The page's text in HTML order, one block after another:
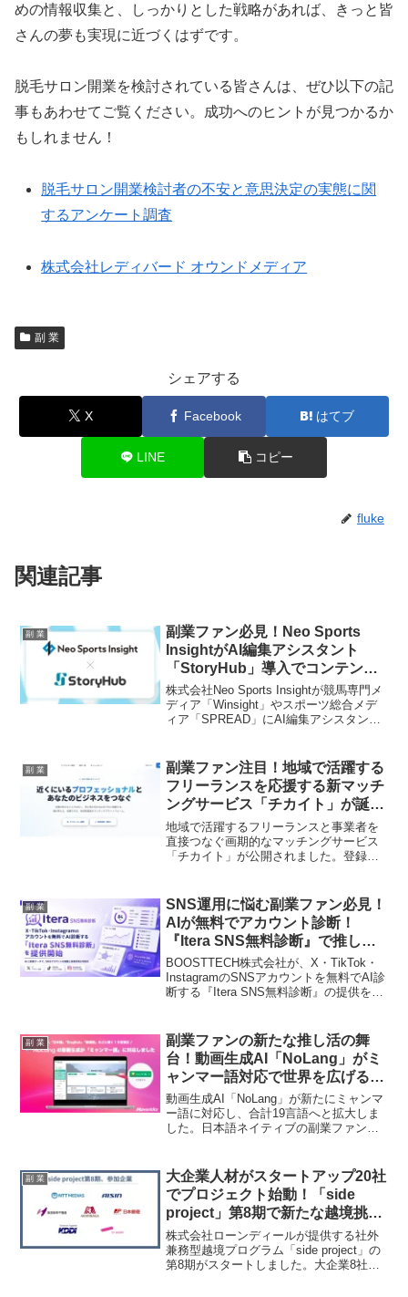
めの情報収集と、しっかりとした戦略があれば、きっと皆
さんの夢も実現に近づくはずです。
脱毛サロン開業を検討されている皆さんは、ぜひ以下の記
事もあわせてご覧ください。成功へのヒントが見つかるか
もしれません！
脱毛サロン開業検討者の不安と意思決定の実態に関
するアンケート調査
株式会社レディバード オウンドメディア
副 業
シェアする
X Facebook はてブ
LINE コピー
fluke
関連記事
副 業
副業ファン必見！Neo Sports
InsightがAI編集アシスタント
「StoryHub」導入でコンテンツ
制作を革新！あなたの”推し活”も
加速するかも？
株式会社Neo Sports Insightが競馬専門メ
ディア「Winsight」やスポーツ総合メデ
ィア「SPREAD」にAI編集アシスタント
に短縮され、データ活用型の新しいコン
テンツ制作フローが確立。副業で情報発
信に取り組むあなたにとっても、コンテ
ンツの質と量の両立、そしてクリエイテ
ィブな活動に集中できる時間が増える可
能性を秘めた、注目の事例です。
副 業
副業ファン注目！地域で活躍する
フリーランスを応援する新マッチ
ングサービス「チカイト」が誕
生！
地域で活躍するフリーランスと事業者を
直接つなぐ画期的なマッチングサービス
「チカイト」が公開されました。登録無
サービスの特徴や背景、今後の展望を詳
しくご紹介します！
副 業
SNS運用に悩む副業ファン必見！
AIが無料でアカウント診断！
『Itera SNS無料診断』で推し活
成果を爆上げしよう！
BOOSTTECH株式会社が、X・TikTok・
InstagramのSNSアカウントを無料でAI診
断する『Itera SNS無料診断』の提供を開
用するあなたの推し活を強力にサポート
します！
副 業
副業ファンの新たな推し活の舞
台！動画生成AI「NoLang」がミ
ャンマー語対応で世界を広げるチ
ャンス到来！
動画生成AI「NoLang」が新たにミャンマ
ー語に対応し、合計19言語へと拡大しま
した。日本語ネイティブの副業ファンで
たなビジネスチャンスが広がる可能性を
探ります。
副 業
大企業人材がスタートアップ20社
でプロジェクト始動！「side
project」第8期で新たな越境挑戦
が幕開け！
株式会社ローンディールが提供する社外
兼務型越境プログラム「side project」の
第8期がスタートしました。大企業8社か